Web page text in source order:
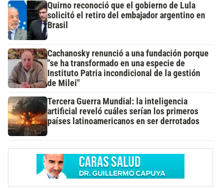
Quirno reconoció que el gobierno de Lula
solicitó el retiro del embajador argentino en
Brasil
Cachanosky renunció a una fundación porque
"se ha transformado en una especie de
Instituto Patria incondicional de la gestión
de Milei"
Tercera Guerra Mundial: la inteligencia
artificial reveló cuáles serían los primeros
países latinoamericanos en ser derrotados